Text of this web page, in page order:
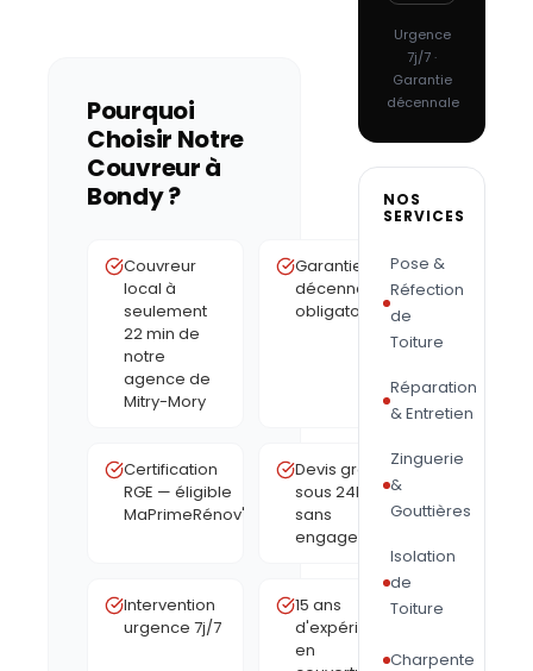
Pourquoi
Choisir Notre
Couvreur à
Bondy?
Couvreur
local à
seulement
22 min de
notre
agence de
Mitry-Mory
Garantie
décennale
obligatoire
Certification
RGE — éligible
MaPrimeRénov'
Devis gratuit
sous 24h,
sans
engagement
Intervention
urgence 7j/7
15 ans
d'expérience
en
Urgence
7j/7 ·
Garantie
décennale
NOS
SERVICES
Pose &
Réfection
de
Toiture
Réparation
& Entretien
Zinguerie
&
Gouttières
Isolation
de
Toiture
Charpente